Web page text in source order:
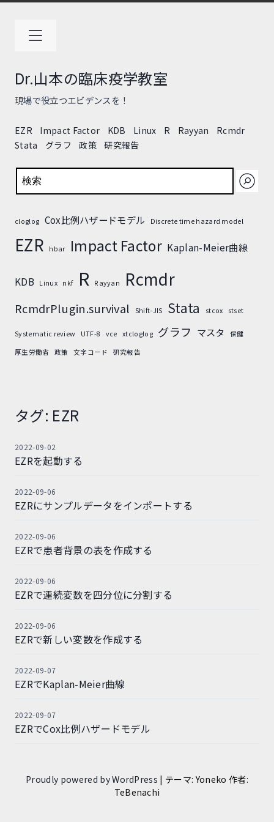
Dr.山本の臨床疫学教室
現場で役立つエビデンスを！
EZR Impact Factor KDB Linux R Rayyan
Rcmdr
Stata
グラフ 政策 研究報告
検索
cloglog Cox比例ハザードモデル Discrete time hazard model
EZR hbar Impact Factor Kaplan-Meier曲線
KDB Linux nkf R Rayyan Rcmdr
RcmdrPlugin.survival Shift-JIS Stata stcox stset
Systematic review UTF-8 vce xtcloglog グラフ マスタ
保健
厚生労働省 政策 文字コード 研究報告
タグ: EZR
EZRを起動する
2022-09-02
EZRにサンプルデータをインポートする
2022-09-06
EZRで患者背景の表を作成する
2022-09-06
EZRで連続変数を四分位に分割する
2022-09-06
EZRで新しい変数を作成する
2022-09-06
EZRでKaplan-Meier曲線
2022-09-07
EZRでCox比例ハザードモデル
2022-09-07
Proudly powered by WordPress | テーマ: Yoneko 作者:
TeBenachi